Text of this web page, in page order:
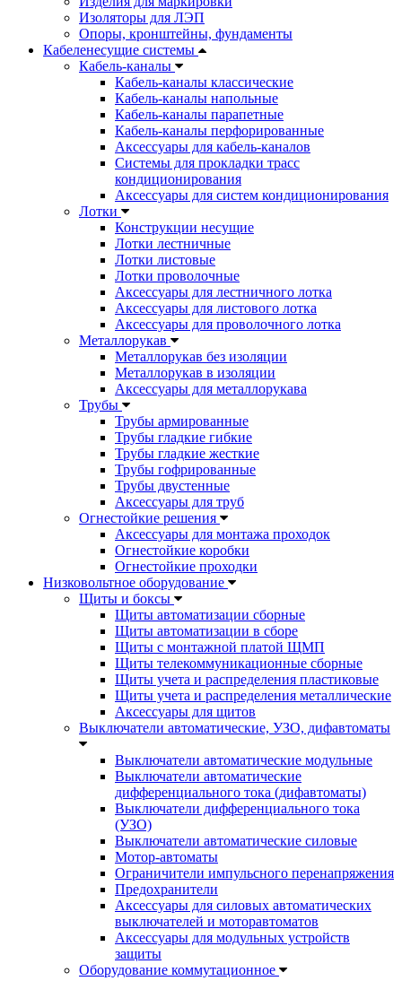
Изоляторы для ЛЭП
Опоры, кронштейны, фундаменты
Кабеленесущие системы
Кабель-каналы
Кабель-каналы классические
Кабель-каналы напольные
Кабель-каналы парапетные
Кабель-каналы перфорированные
Аксессуары для кабель-каналов
Системы для прокладки трасс
кондиционирования
Аксессуары для систем кондиционирования
Лотки
Конструкции несущие
Лотки лестничные
Лотки листовые
Лотки проволочные
Аксессуары для лестничного лотка
Аксессуары для листового лотка
Аксессуары для проволочного лотка
Металлорукав
Металлорукав без изоляции
Металлорукав в изоляции
Аксессуары для металлорукава
Трубы
Трубы армированные
Трубы гладкие гибкие
Трубы гладкие жесткие
Трубы гофрированные
Трубы двустенные
Аксессуары для труб
Огнестойкие решения
Аксессуары для монтажа проходок
Огнестойкие коробки
Огнестойкие проходки
Низковольтное оборудование
Щиты и боксы
Щиты автоматизации сборные
Щиты автоматизации в сборе
Щиты с монтажной платой ЩМП
Щиты телекоммуникационные сборные
Щиты учета и распределения пластиковые
Щиты учета и распределения металлические
Аксессуары для щитов
Выключатели автоматические, УЗО, дифавтоматы
Выключатели автоматические модульные
Выключатели автоматические
дифференциального тока (дифавтоматы)
Выключатели дифференциального тока
(УЗО)
Выключатели автоматические силовые
Мотор-автоматы
Ограничители импульсного перенапряжения
Предохранители
Аксессуары для силовых автоматических
выключателей и моторавтоматов
Аксессуары для модульных устройств
защиты
Оборудование коммутационное